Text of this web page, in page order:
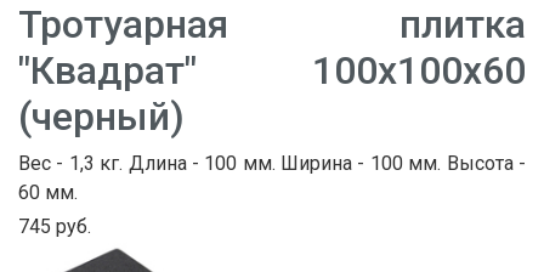
Тротуарная плитка
"Квадрат" 100х100х60
(черный)
Вес - 1,3 кг. Длина - 100 мм. Ширина - 100 мм. Высота -
60 мм.
745 руб.